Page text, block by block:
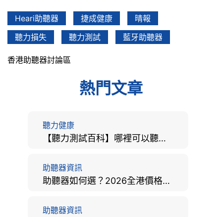
Heari助聽器 捷成健康
晴報
聽力損失
聽力測試 藍牙助聽器
香港助聽器討論區
熱門文章
聽力健康
【聽力測試百科】哪裡可以聽力檢查？費用、標準、流程、在家聽力檢測與iPhone測試全攻略
助聽器資訊
助聽器如何選？2026全港價格比較、款式分析及老人選購全攻略
助聽器資訊